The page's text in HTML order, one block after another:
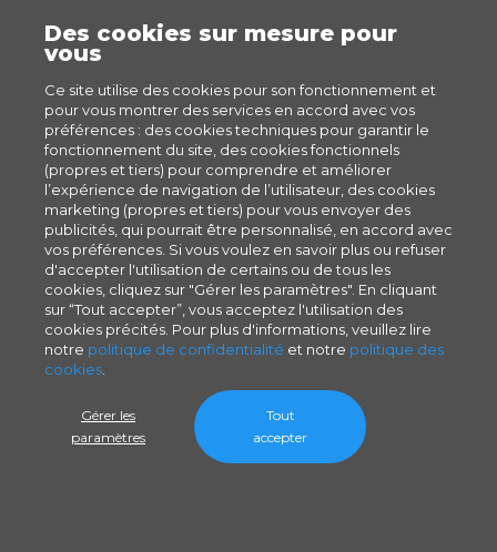
Des cookies sur mesure pour
vous
Ce site utilise des cookies pour son fonctionnement et
pour vous montrer des services en accord avec vos
préférences : des cookies techniques pour garantir le
fonctionnement du site, des cookies fonctionnels
(propres et tiers) pour comprendre et améliorer
l’expérience de navigation de l’utilisateur, des cookies
marketing (propres et tiers) pour vous envoyer des
publicités, qui pourrait être personnalisé, en accord avec
vos préférences. Si vous voulez en savoir plus ou refuser
d'accepter l'utilisation de certains ou de tous les
cookies, cliquez sur "Gérer les paramètres". En cliquant
sur “Tout accepter”, vous acceptez l'utilisation des
cookies précités. Pour plus d'informations, veuillez lire
notre politique de confidentialité et notre politique des
cookies
Gérer les
paramètres
Tout
accepter